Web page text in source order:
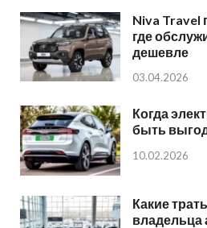
Niva Travel
где
дешевле
03.04.2026
Когда
быть
10.02.2026
Какие
владельца